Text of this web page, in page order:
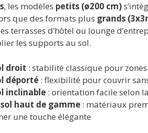
, les modèles petits (ø200 cm)
que des formats plus grands
terrasses d’hôtel ou lounge
les supports au sol.
droit : stabilité classique pour
déporté : flexibilité pour couvrir
inclinable : orientation facile selon
haut de gamme : matériaux
une touche élégante